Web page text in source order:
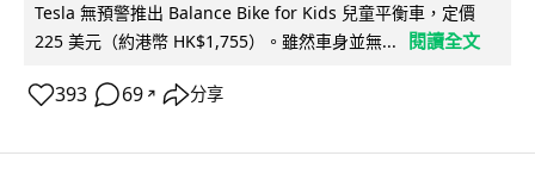
Tesla 無預警推出 Balance Bike for Kids 兒童平衡車，定價
225 美元（約港幣 HK$1,755）。雖然車身並無...
閱讀全文
393 69 ↗ 分享